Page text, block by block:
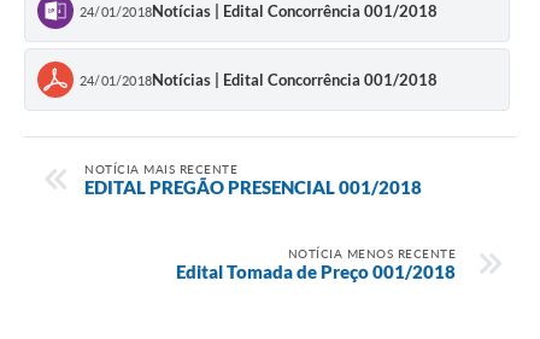
24/01/2018Notícias | Edital Concorrência 001/2018
24/01/2018Notícias | Edital Concorrência 001/2018
NOTÍCIA MAIS RECENTE
EDITAL PREGÃO PRESENCIAL 001/2018
NOTÍCIA MENOS RECENTE
Edital Tomada de Preço 001/2018